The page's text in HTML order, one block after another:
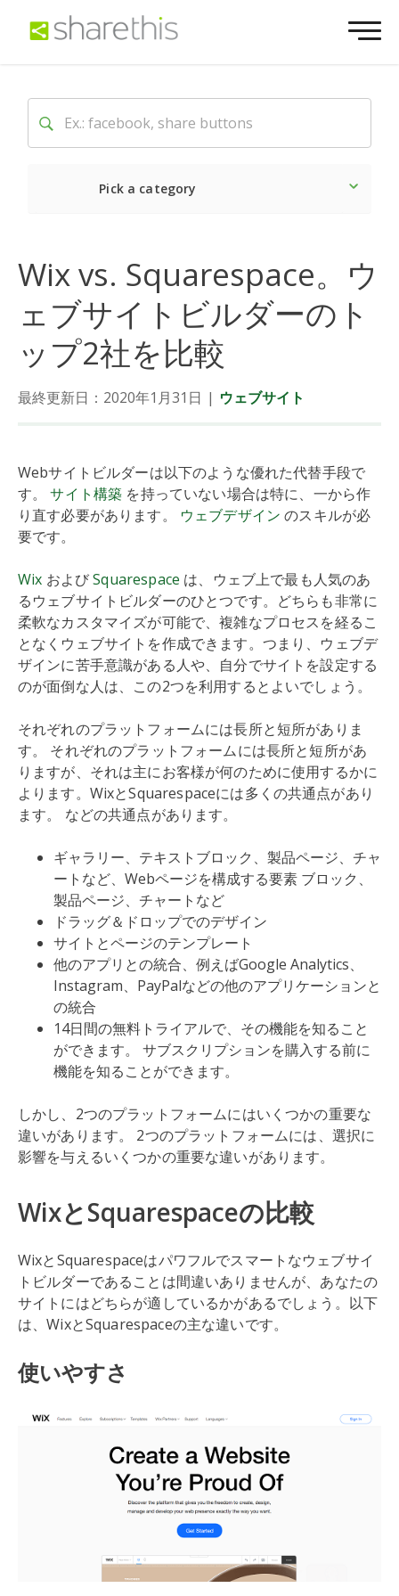
Pick a category
Wix vs. Squarespace。ウ
ェブサイトビルダーのト
ップ2社を比較
最終更新日：2020年1月31日 | ウェブサイト
Webサイトビルダーは以下のような優れた代替手段で
す。サイト構築 を持っていない場合は特に、一から作
り直す必要があります。 ウェブデザイン のスキルが必
要です。
Wix およびSquarespace は、ウェブ上で最も人気のあ
るウェブサイトビルダーのひとつです。どちらも非常に
柔軟なカスタマイズが可能で、複雑なプロセスを経るこ
となくウェブサイトを作成できます。つまり、ウェブデ
ザインに苦手意識がある人や、自分でサイトを設定する
のが面倒な人は、この2つを利用するとよいでしょう。
それぞれのプラットフォームには長所と短所がありま
す。 それぞれのプラットフォームには長所と短所があ
りますが、それは主にお客様が何のために使用するかに
よります。WixとSquarespaceには多くの共通点があり
ます。 などの共通点があります。
ギャラリー、テキストブロック、製品ページ、チャ
ートなど、Webページを構成する要素 ブロック、
製品ページ、チャートなど
ドラッグ＆ドロップでのデザイン
サイトとページのテンプレート
他のアプリとの統合、例えばGoogle Analytics、
Instagram、PayPalなどの他のアプリケーションと
の統合
14日間の無料トライアルで、その機能を知ること
ができます。 サブスクリプションを購入する前に
機能を知ることができます。
しかし、2つのプラットフォームにはいくつかの重要な
違いがあります。 2つのプラットフォームには、選択に
影響を与えるいくつかの重要な違いがあります。
WixとSquarespaceの比較
WixとSquarespaceはパワフルでスマートなウェブサイ
トビルダーであることは間違いありませんが、あなたの
サイトにはどちらが適しているかがあるでしょう。以下
は、WixとSquarespaceの主な違いです。
使いやすさ